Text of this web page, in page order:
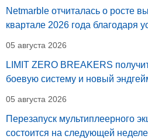
Netmarble отчиталась о росте
квартале 2026 года благодаря
05 августа 2026
LIMIT ZERO BREAKERS
боевую систему и новый
05 августа 2026
Перезапуск мультиплеерного
состоится на следующей неделе